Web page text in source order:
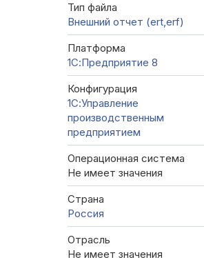
Тип файла
Внешний отчет (ert,erf)
Платформа
1С:Предприятие 8
Конфигурация
1С:Управление
производственным
предприятием
Операционная система
Не имеет значения
Страна
Россия
Отрасль
Не имеет значения